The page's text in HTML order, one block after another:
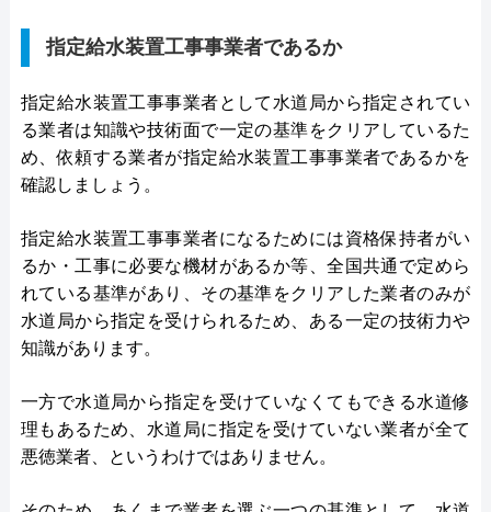
指定給水装置工事事業者であるか
指定給水装置工事事業者として水道局から指定されてい
る業者は知識や技術面で一定の基準をクリアしているた
め、依頼する業者が指定給水装置工事事業者であるかを
確認しましょう。
指定給水装置工事事業者になるためには資格保持者がい
るか・工事に必要な機材があるか等、全国共通で定めら
れている基準があり、その基準をクリアした業者のみが
水道局から指定を受けられるため、ある一定の技術力や
知識があります。
一方で水道局から指定を受けていなくてもできる水道修
理もあるため、水道局に指定を受けていない業者が全て
悪徳業者、というわけではありません。